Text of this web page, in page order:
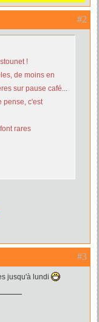
#2
!
de moins en
sur pause café...
pense, c'est
rares
#3
jusqu'à lundi